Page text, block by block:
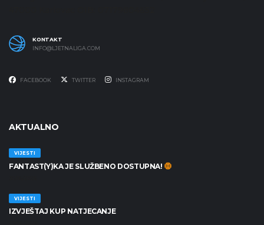
KONTAKT
INFO@LJETNALIGA.COM
FACEBOOK TWITTER INSTAGRAM
AKTUALNO
VIJESTI
FANTAST(Y)KA JE SLUŽBENO DOSTUPNA!
VIJESTI
IZVJEŠTAJ KUP NATJECANJE